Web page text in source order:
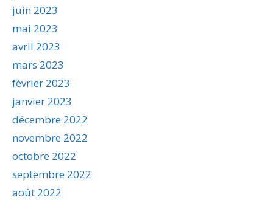
juin 2023
mai 2023
avril 2023
mars 2023
février 2023
janvier 2023
décembre 2022
novembre 2022
octobre 2022
septembre 2022
août 2022